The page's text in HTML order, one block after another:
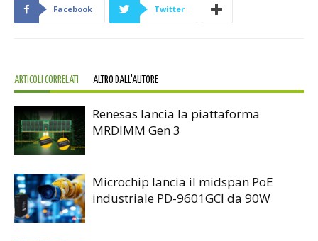
Facebook Twitter
ARTICOLI CORRELATI ALTRO DALL'AUTORE
Renesas lancia la piattaforma
MRDIMM Gen 3
Microchip lancia il midspan PoE
industriale PD-9601GCI da 90W